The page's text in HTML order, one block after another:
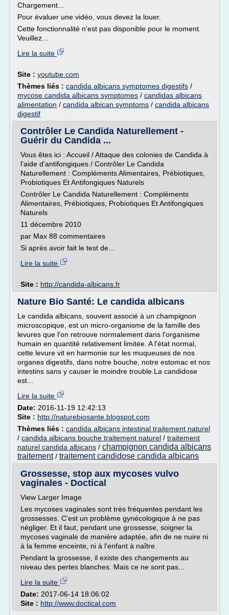
Chargement...
Pour évaluer une vidéo, vous devez la louer.
Cette fonctionnalité n'est pas disponible pour le moment.
Veuillez...
Lire la suite
Site : youtube.com
Thèmes liés : candida albicans symptomes digestifs /
mycose candida albicans symptomes / candidas albicans
alimentation / candida albican symptoms / candida albicans
digestif
Contrôler Le Candida Naturellement -
Guérir du Candida ...
Vous êtes ici : Accueil / Attaque des colonies de Candida à
l'aide d'antifongiques / Contrôler Le Candida
Naturellement : Compléments Alimentaires, Prébiotiques,
Probiotiques Et Antifongiques Naturels
Contrôler Le Candida Naturellement : Compléments
Alimentaires, Prébiotiques, Probiotiques Et Antifongiques
Naturels
11 décembre 2010
par Max 88 commentaires
Si après avoir fait le test de...
Lire la suite
Site : http://candida-albicans.fr
Nature Bio Santé: Le candida albicans
Le candida albicans, souvent associé à un champignon
microscopique, est un micro-organisme de la famille des
levures que l'on retrouve normalement dans l'organisme
humain en quantité relativement limitée. A l'état normal,
cette levure vit en harmonie sur les muqueuses de nos
organes digestifs, dans notre bouche, notre estomac et nos
intestins sans y causer le moindre trouble.La candidose
est...
Lire la suite
Date: 2016-11-19 12:42:13
Site : http://naturebiosante.blogspot.com
Thèmes liés : candida albicans intestinal traitement naturel
/ candida albicans bouche traitement naturel / traitement
naturel candida albicans / champignon candida albicans
traitement/ traitement candidose candida albicans
Grossesse, stop aux mycoses vulvo
vaginales - Doctical
View Larger Image
Les mycoses vaginales sont très fréquentes pendant les
grossesses. C'est un problème gynécologique à ne pas
négliger. Et il faut, pendant une grossesse, soigner la
mycoses vaginale de manière adaptée, afin de ne nuire ni
à la femme enceinte, ni à l'enfant à naître.
Pendant la grossesse, il existe des changements au
niveau des pertes blanches. Mais ce ne sont pas...
Lire la suite
Date: 2017-06-14 18:06:02
Site : http://www.doctical.com